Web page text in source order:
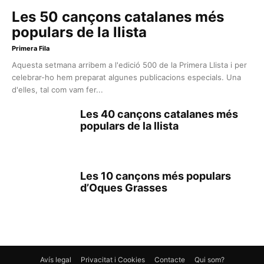
Les 50 cançons catalanes més
populars de la llista
Primera Fila
Aquesta setmana arribem a l'edició 500 de la Primera Llista i per
celebrar-ho hem preparat algunes publicacions especials. Una
d'elles, tal com vam fer...
Les 40 cançons catalanes més
populars de la llista
Les 10 cançons més populars
d’Oques Grasses
Avís legal Privacitat i Cookies Contacte Qui som?